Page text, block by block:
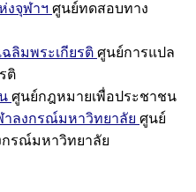
งจุฬาฯ ศูนย์ทดสอบทาง
ลิมพระเกียรติ ศูนย์การแปล
ติ
ศูนย์กฎหมายเพื่อประชาชน
าลงกรณ์มหาวิทยาลัย ศูนย์
กรณ์มหาวิทยาลัย